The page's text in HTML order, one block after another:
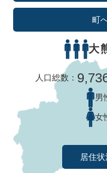
町
大
人口総数：
男
女
居住